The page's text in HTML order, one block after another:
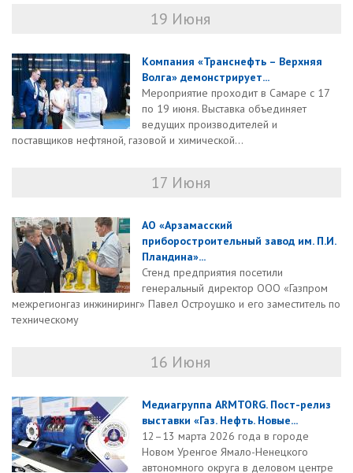
19 Июня
Компания «Транснефть – Верхняя
Волга» демонстрирует...
Мероприятие проходит в Самаре с 17
по 19 июня. Выставка объединяет
ведущих производителей и
поставщиков нефтяной, газовой и химической...
17 Июня
АО «Арзамасский
приборостроительный завод им. П.И.
Пландина»...
Стенд предприятия посетили
генеральный директор ООО «Газпром
межрегионгаз инжиниринг» Павел Остроушко и его заместитель по
техническому
16 Июня
Медиагруппа ARMTORG. Пост-релиз
выставки «Газ. Нефть. Новые...
12–13 марта 2026 года в городе
Новом Уренгое Ямало-Ненецкого
автономного округа в деловом центре